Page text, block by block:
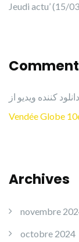
Jeudi actu’ (15/
Vendée Globe
Archives
novembre
octobre 2024